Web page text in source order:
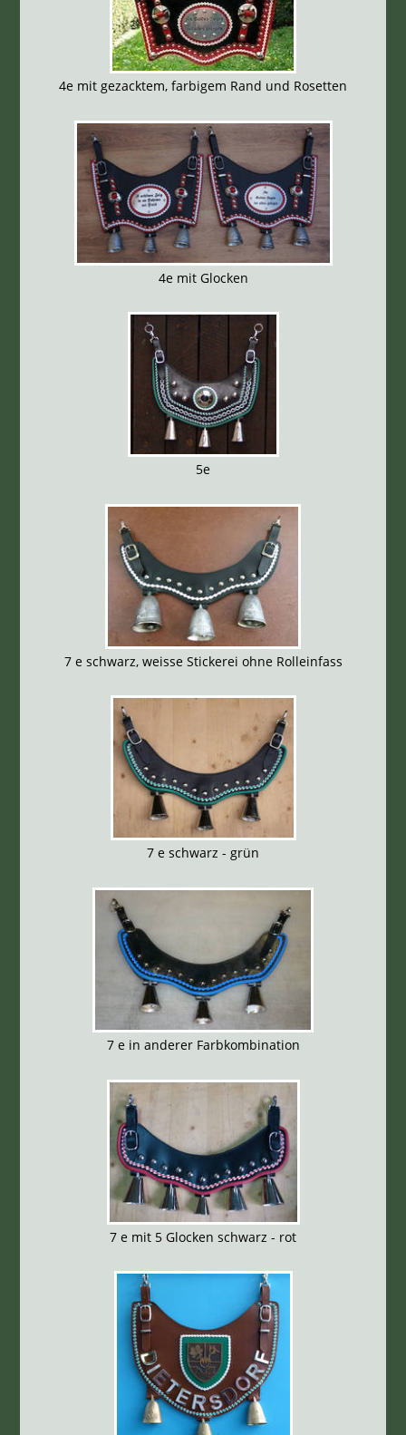
4e mit gezacktem, farbigem Rand und Rosetten
4e mit Glocken
5e
7 e schwarz, weisse Stickerei ohne Rolleinfass
7 e schwarz - grün
7 e in anderer Farbkombination
7 e mit 5 Glocken schwarz - rot